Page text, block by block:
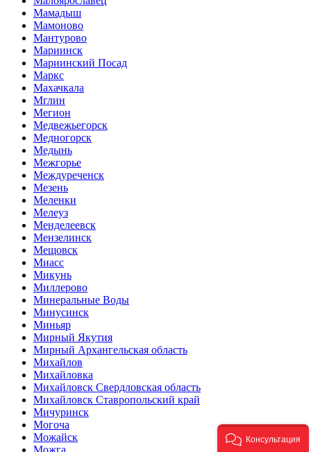
Мамадыш
Мамоново
Мантурово
Мариинск
Мариинский Посад
Маркс
Махачкала
Мглин
Мегион
Медвежьегорск
Медногорск
Медынь
Межгорье
Междуреченск
Мезень
Меленки
Мелеуз
Менделеевск
Мензелинск
Мещовск
Миасс
Микунь
Миллерово
Минеральные Воды
Минусинск
Миньяр
Мирный Якутия
Мирный Архангельская область
Михайлов
Михайловка
Михайловск Свердловская область
Михайловск Ставропольский край
Мичуринск
Могоча
Можайск
Можга
Консультация